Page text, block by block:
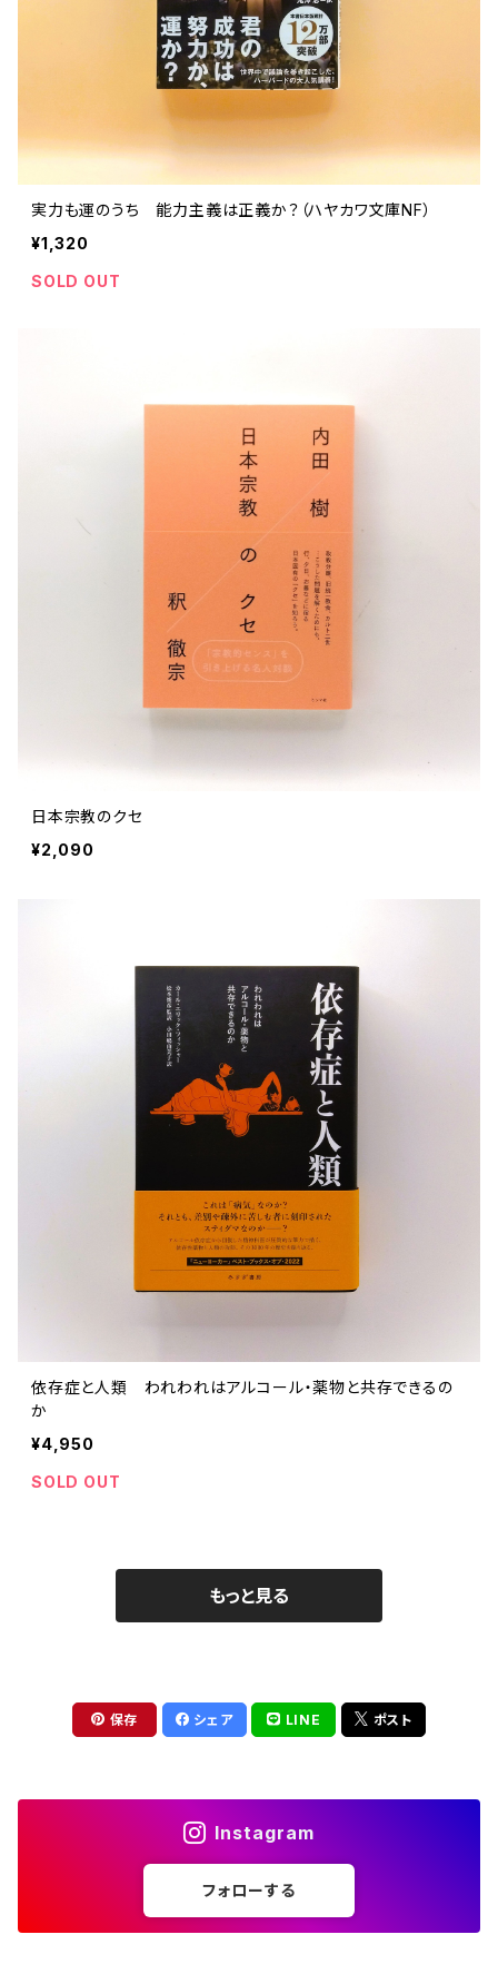
実力も運のうち 能力主義は正義か？（ハヤカワ文庫NF）
¥1,320
SOLD OUT
日本宗教のクセ
¥2,090
依存症と人類 われわれはアルコール・薬物と共存できるの
か
¥4,950
SOLD OUT
もっと見る
保存 シェア LINE ポスト
Instagram
フォローする